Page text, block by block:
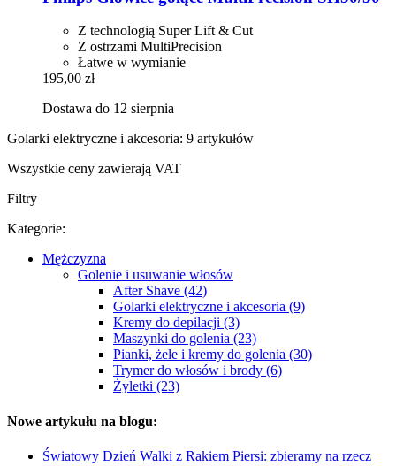
Z technologią Super Lift & Cut
Z ostrzami MultiPrecision
Łatwe w wymianie
195,00 zł
Dostawa do 12 sierpnia
Golarki elektryczne i akcesoria: 9 artykułów
Wszystkie ceny zawierają VAT
Filtry
Kategorie:
Mężczyzna
Golenie i usuwanie włosów
After Shave (42)
Golarki elektryczne i akcesoria (9)
Kremy do depilacji (3)
Maszynki do golenia (23)
Pianki, żele i kremy do golenia (30)
Trymer do włosów i brody (6)
Żyletki (23)
Nowe artykułu na blogu:
Światowy Dzień Walki z Rakiem Piersi: zbieramy na rzecz